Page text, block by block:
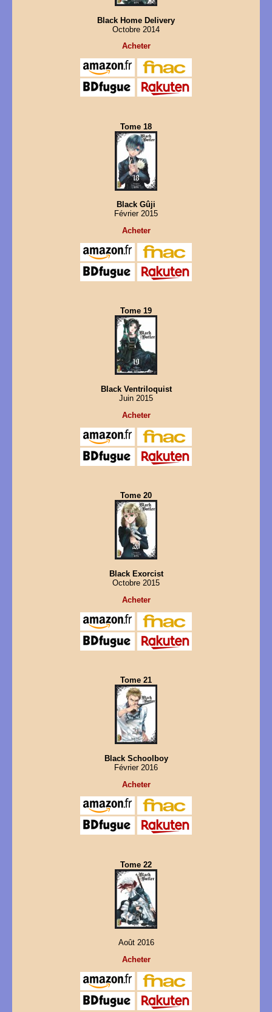
Black Home Delivery
Octobre 2014
Acheter
Tome 18
Black Gûji
Février 2015
Acheter
Tome 19
Black Ventriloquist
Juin 2015
Acheter
Tome 20
Black Exorcist
Octobre 2015
Acheter
Tome 21
Black Schoolboy
Février 2016
Acheter
Tome 22
Août 2016
Acheter